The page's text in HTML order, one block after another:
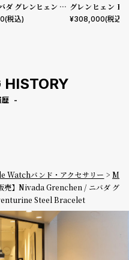
ダ グレンヒェン F7
SST Lapis Steel
(税込)
グレンヒェン
ST Dark Blue
¥308,000(税込)
HISTORY
歴
Watchバンド・アクセサリー
M
売】Nivada Grenchen / ニバダ グ
Steel Bracelet